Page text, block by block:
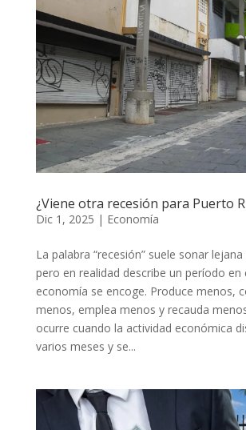
¿Viene otra recesión para Puerto
Dic 1, 2025 | Economía
La palabra “recesión” suele sonar
pero en realidad describe un período en
economía se encoge. Produce menos,
menos, emplea menos y recauda
ocurre cuando la actividad económica
varios meses y se...